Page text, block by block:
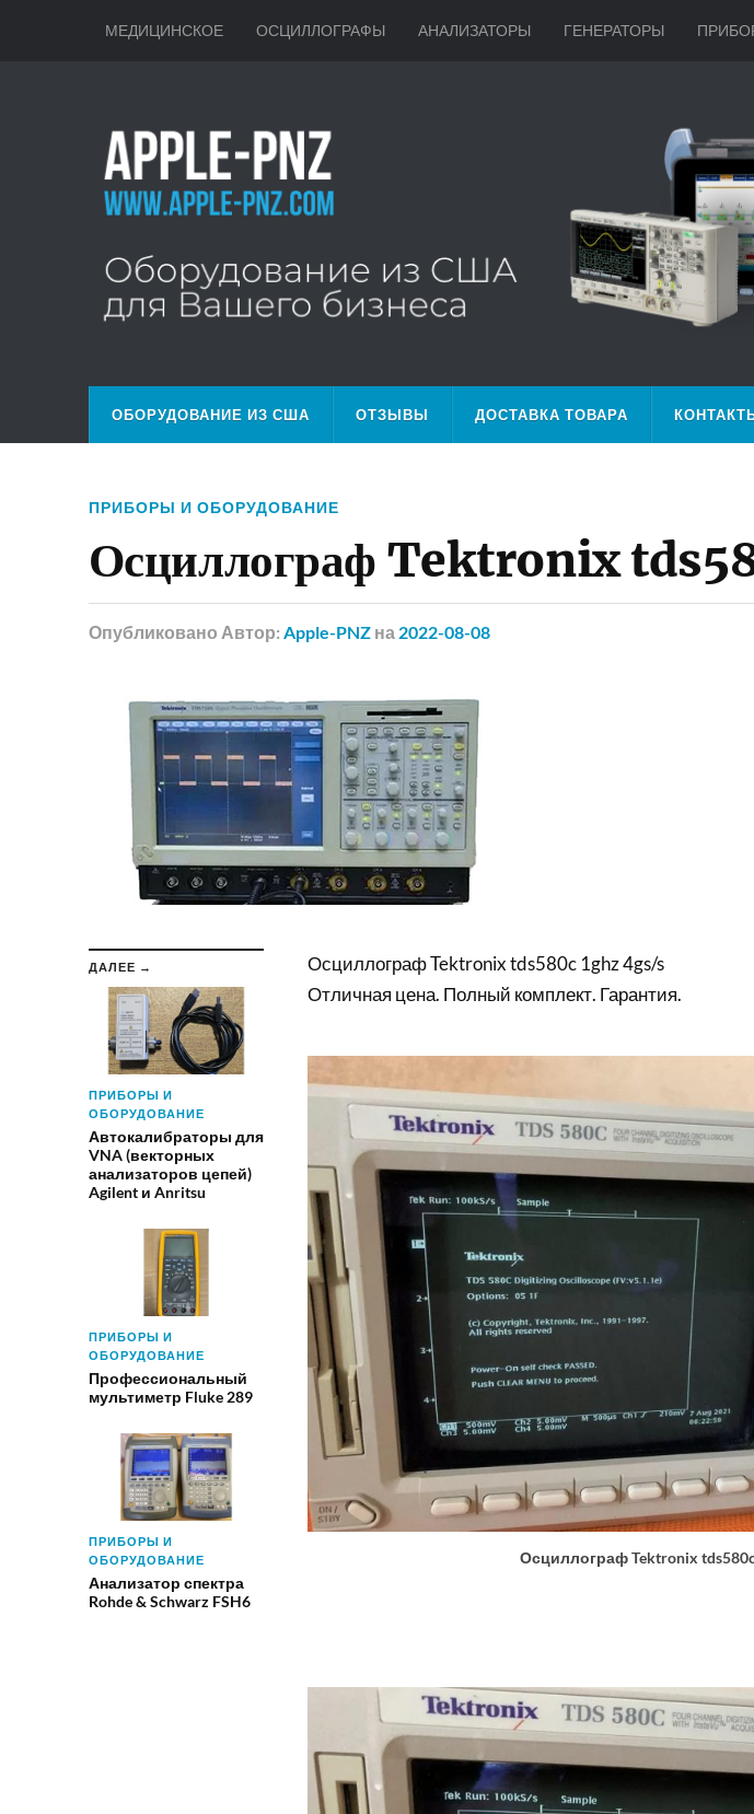
МЕДИЦИНСКОЕ ОСЦИЛЛОГРАФЫ АНАЛИЗАТОРЫ ГЕНЕРАТОРЫ
ОБОРУДОВАНИЕ ИЗ США ОТЗЫВЫ ДОСТАВКА ТОВАРА
ПРИБОРЫ И ОБОРУДОВАНИЕ
Осциллограф Tektronix
Опубликовано Автор: Apple-PNZ на 2022-08-08
ДАЛЕЕ →
ПРИБОРЫ И
ОБОРУДОВАНИЕ
Автокалибраторы для
VNA (векторных
анализаторов цепей)
Agilent и Anritsu
ПРИБОРЫ И
ОБОРУДОВАНИЕ
Профессиональный
мультиметр Fluke 289
ПРИБОРЫ И
ОБОРУДОВАНИЕ
Анализатор спектра
Rohde & Schwarz FSH6
Осциллограф Tektronix tds580c 1ghz 4gs/s
Отличная цена. Полный комплект. Гарантия.
Осциллограф Tektronix